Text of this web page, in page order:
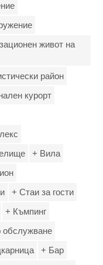
живот на
район
курорт
+ Вила
+ Стаи за гости
+ Къмпинг
обслужване
+ Бар